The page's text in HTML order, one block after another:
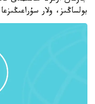
بولساڭىز، ولار